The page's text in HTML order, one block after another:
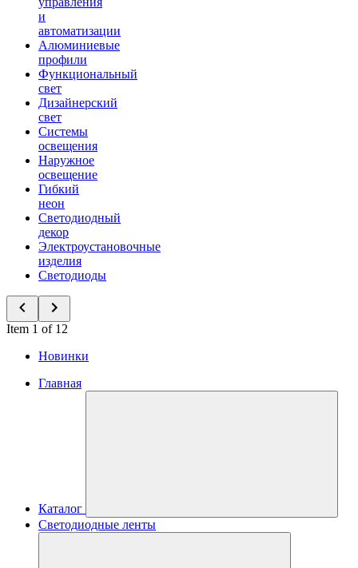
и
автоматизации
Алюминиевые
профили
Функциональный
свет
Дизайнерский
свет
Системы
освещения
Наружное
освещение
Гибкий
неон
Светодиодный
декор
Электроустановочные
изделия
Светодиоды
Item 1 of 12
Новинки
Главная
Каталог
Светодиодные ленты